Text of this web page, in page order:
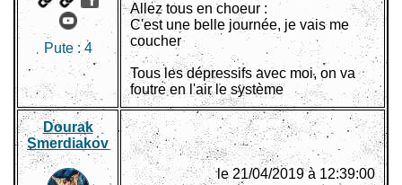
Pute : 4
Allez tous en choeur :
C'est une belle journée, je vais me
coucher
Tous les dépressifs avec moi, on va
foutre en l'air le système
Dourak
Smerdiakov
le 21/04/2019 à 12:39:00